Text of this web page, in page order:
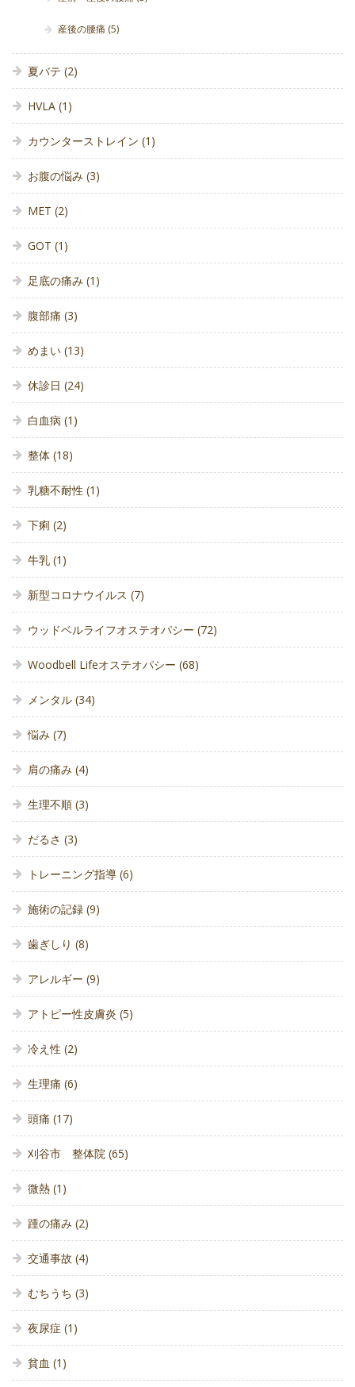
産後の腰痛 (5)
夏バテ (2)
HVLA (1)
カウンターストレイン (1)
お腹の悩み (3)
MET (2)
GOT (1)
足底の痛み (1)
腹部痛 (3)
めまい (13)
休診日 (24)
白血病 (1)
整体 (18)
乳糖不耐性 (1)
下痢 (2)
牛乳 (1)
新型コロナウイルス (7)
ウッドベルライフオステオパシー (72)
Woodbell Lifeオステオパシー (68)
メンタル (34)
悩み (7)
肩の痛み (4)
生理不順 (3)
だるさ (3)
トレーニング指導 (6)
施術の記録 (9)
歯ぎしり (8)
アレルギー (9)
アトピー性皮膚炎 (5)
冷え性 (2)
生理痛 (6)
頭痛 (17)
刈谷市 整体院 (65)
微熱 (1)
踵の痛み (2)
交通事故 (4)
むちうち (3)
夜尿症 (1)
貧血 (1)